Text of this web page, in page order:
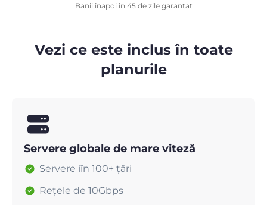
Banii înapoi în 45 de zile garantat
Vezi ce este inclus în toate
planurile
Servere globale de mare viteză
Servere iîn 100+ țări
Rețele de 10Gbps